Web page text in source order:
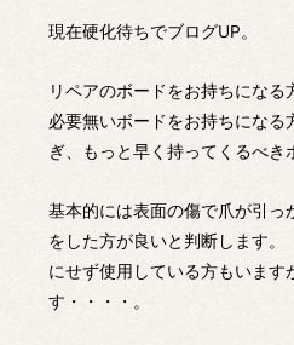
現在硬化待ちでブログUP。
リペアのボードをお持ちにな
必要無いボードをお持ちになる
ぎ、もっと早く持ってくるべき
基本的には表面の傷で爪が引っ
をした方が良いと判断します
にせず使用している方もいます
す・・・・。